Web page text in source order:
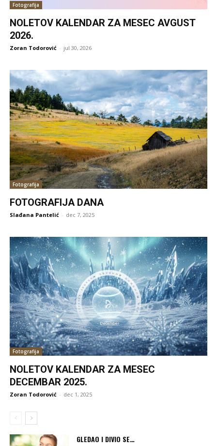
Fotografija
NOLETOV KALENDAR ZA MESEC AVGUST
2026.
Zoran Todorović - jul 30, 2026
Fotografija
FOTOGRAFIJA DANA
Slađana Pantelić - dec 7, 2025
Fotografija
NOLETOV KALENDAR ZA MESEC
DECEMBAR 2025.
Zoran Todorović - dec 1, 2025
GLEDAO I DIVIO SE…